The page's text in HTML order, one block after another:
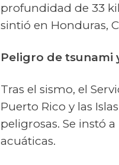
profundidad de 33
sintió en Honduras,
Peligro de tsunami
Tras el sismo, el
Puerto Rico y las
peligrosas. Se instó
acuáticas.